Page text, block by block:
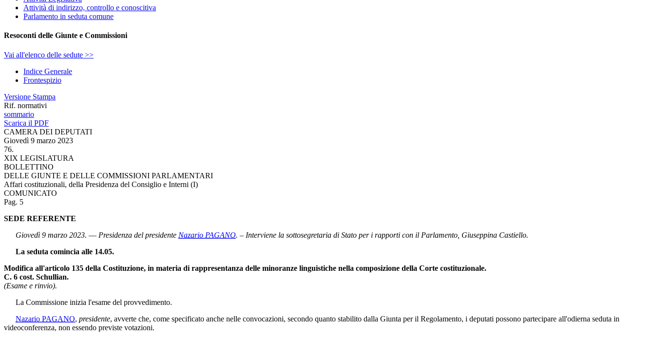
Attività di indirizzo, controllo e conoscitiva
Parlamento in seduta comune
Resoconti delle Giunte e Commissioni
Vai all'elenco delle sedute >>
Indice Generale
Frontespizio
Versione Stampa
Rif. normativi
sommario
Scarica il PDF
CAMERA DEI DEPUTATI
Giovedì 9 marzo 2023
76.
XIX LEGISLATURA
BOLLETTINO
DELLE GIUNTE E DELLE COMMISSIONI PARLAMENTARI
Affari costituzionali, della Presidenza del Consiglio e Interni (I)
COMUNICATO
Pag. 5
SEDE REFERENTE
Giovedì 9 marzo 2023. — Presidenza del presidente Nazario PAGANO. – Interviene la sottosegretaria di Stato per i rapporti con il Parlamento, Giuseppina Castiello.
La seduta comincia alle 14.05.
Modifica all'articolo 135 della Costituzione, in materia di rappresentanza delle minoranze linguistiche nella composizione della Corte costituzionale.
C. 6 cost. Schullian.
(Esame e rinvio).
La Commissione inizia l'esame del provvedimento.
Nazario PAGANO, presidente, avverte che, come specificato anche nelle convocazioni, secondo quanto stabilito dalla Giunta per il Regolamento, i deputati possono partecipare all'odierna seduta in
videoconferenza, non essendo previste votazioni.